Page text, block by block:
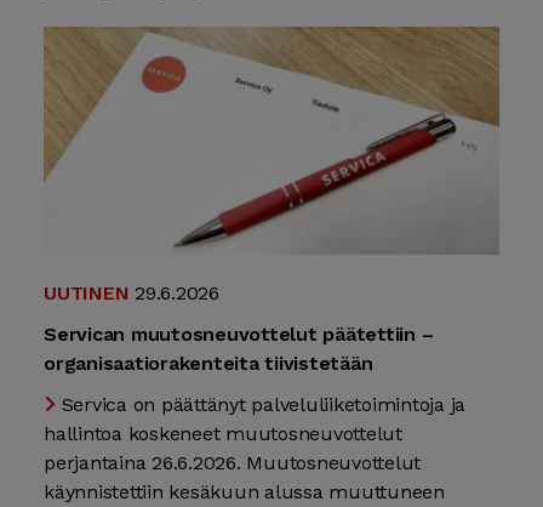
UUTINEN 29.6.2026
Servican muutosneuvottelut päätettiin –
organisaatiorakenteita tiivistetään
Servica on päättänyt palveluliiketoimintoja ja
hallintoa koskeneet muutosneuvottelut
perjantaina 26.6.2026. Muutosneuvottelut
käynnistettiin kesäkuun alussa muuttuneen